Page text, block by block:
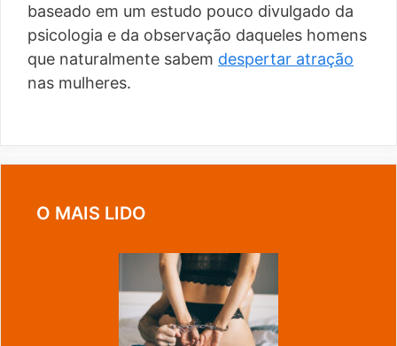
baseado em um estudo pouco divulgado da
psicologia e da observação daqueles homens
que naturalmente sabem despertar atração
nas mulheres.
O MAIS LIDO